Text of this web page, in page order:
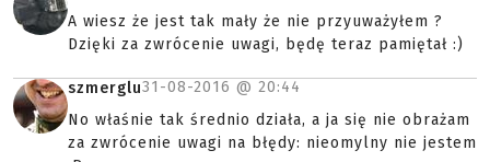
A wiesz że jest tak mały że nie przyuważyłem ?
Dzięki za zwrócenie uwagi, będę teraz pamiętał :)
szmerglu31-08-2016 @ 20:44
No właśnie tak średnio działa, a ja się nie obrażam
za zwrócenie uwagi na błędy: nieomylny nie jestem